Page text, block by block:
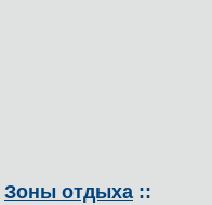
Зоны отдыха ::